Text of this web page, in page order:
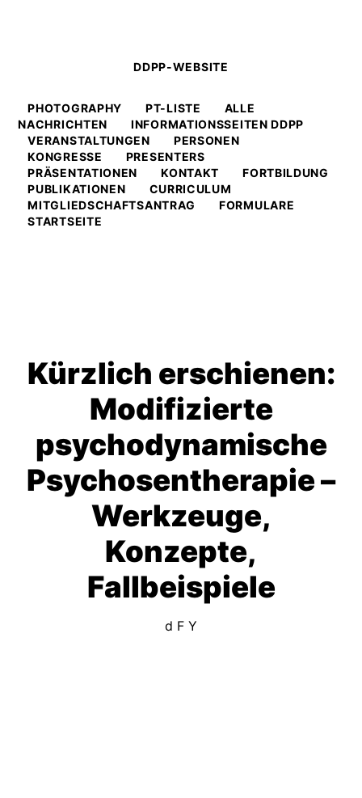
DDPP-WEBSITE
PHOTOGRAPHY PT-LISTE
ALLE
NACHRICHTEN
INFORMATIONSSEITEN DDPP
VERANSTALTUNGEN
PERSONEN
KONGRESSE
PRESENTERS
PRÄSENTATIONEN
KONTAKT
FORTBILDUNG
PUBLIKATIONEN
CURRICULUM
MITGLIEDSCHAFTSANTRAG
FORMULARE
STARTSEITE
Kürzlich erschienen:
Modifizierte
psychodynamische
Psychosentherapie –
Werkzeuge,
Konzepte,
Fallbeispiele
d F Y